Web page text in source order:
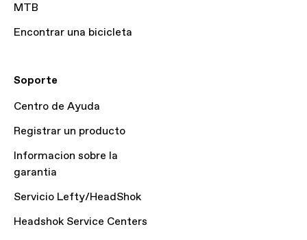
MTB
Encontrar una bicicleta
Soporte
Centro de Ayuda
Registrar un producto
Informacion sobre la
garantia
Servicio Lefty/HeadShok
Headshok Service Centers